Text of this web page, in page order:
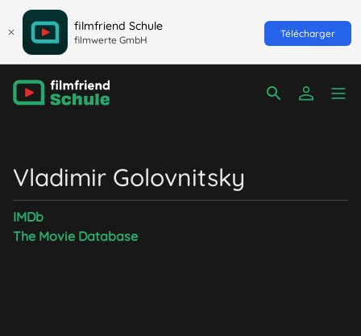
filmfriend Schule
filmwerte GmbH
Télécharger
Vladimir Golovnitsky
IMDb
The Movie Database